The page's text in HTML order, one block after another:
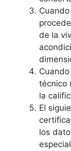
de la
técnico
la
El
los